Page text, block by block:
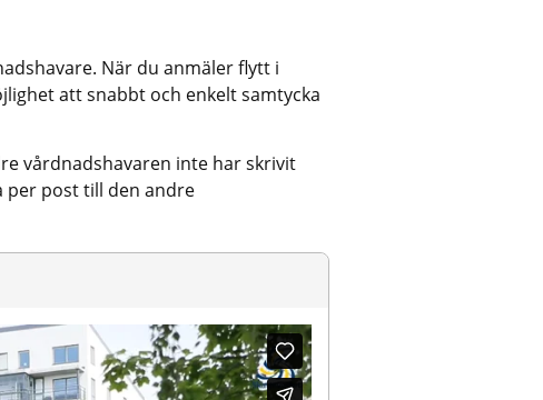
När du anmäler flytt i
att snabbt och enkelt samtycka
vårdnadshavaren inte har skrivit
per post till den andre